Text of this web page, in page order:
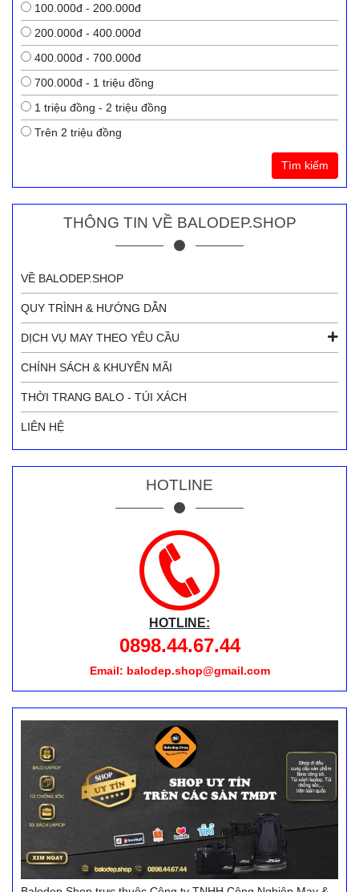
100.000đ - 200.000đ
200.000đ - 400.000đ
400.000đ - 700.000đ
700.000đ - 1 triệu đồng
1 triệu đồng - 2 triệu đồng
Trên 2 triệu đồng
Tìm kiếm
THÔNG TIN VỀ BALODEP.SHOP
VỀ BALODEP.SHOP
QUY TRÌNH & HƯỚNG DẪN
DỊCH VỤ MAY THEO YÊU CẦU
CHÍNH SÁCH & KHUYẾN MÃI
THỜI TRANG BALO - TÚI XÁCH
LIÊN HỆ
HOTLINE
HOTLINE:
0898.44.67.44
Email: balodep.shop@gmail.com